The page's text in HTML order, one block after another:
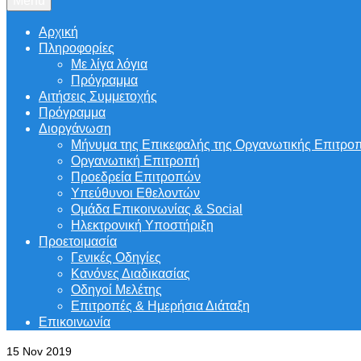
Αρχική
Πληροφορίες
Με λίγα λόγια
Πρόγραμμα
Αιτήσεις Συμμετοχής
Πρόγραμμα
Διοργάνωση
Μήνυμα της Επικεφαλής της Οργανωτικής
Οργανωτική Επιτροπή
Προεδρεία Επιτροπών
Υπεύθυνοι Εθελοντών
Ομάδα Επικοινωνίας & Social
Ηλεκτρονική Υποστήριξη
Προετοιμασία
Γενικές Οδηγίες
Κανόνες Διαδικασίας
Οδηγοί Μελέτης
Επιτροπές & Ημερήσια Διάταξη
Επικοινωνία
15 Nov 2019